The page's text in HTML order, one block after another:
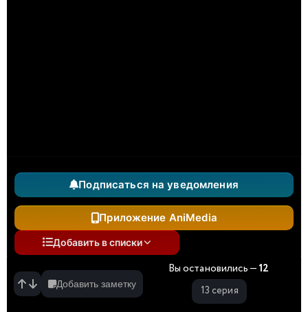
Подписаться на уведомления
Приложение AniMedia
Добавить в списки
Добавить заметку
Вы остановились —12
13 серия